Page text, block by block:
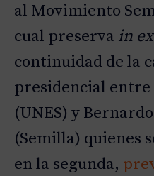
al Movimiento
cual preserva in
continuidad de la
presidencial entre
(UNES) y
(Semilla) quienes
en la segunda,